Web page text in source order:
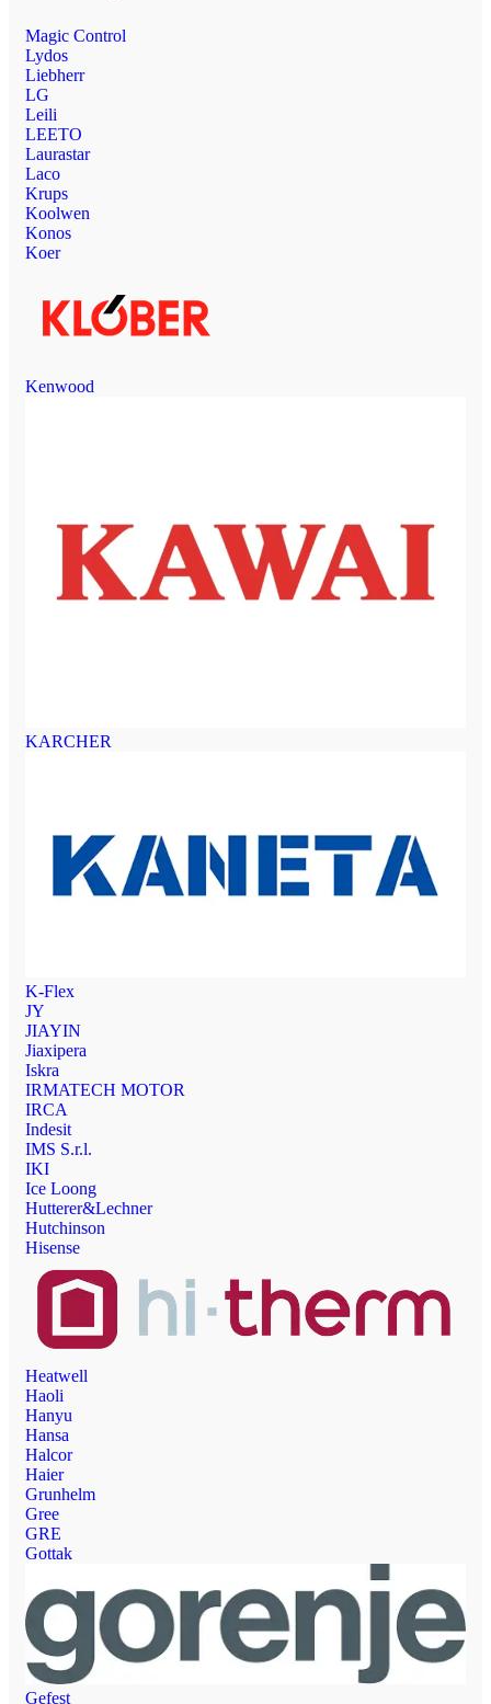
Magic Control
Lydos
Liebherr
LG
Leili
LEETO
Laurastar
Laco
Krups
Koolwen
Konos
Koer
Kenwood
KARCHER
K-Flex
JY
JIAYIN
Jiaxipera
Iskra
IRMATECH MOTOR
IRCA
Indesit
IMS S.r.l.
IKI
Ice Loong
Hutterer&Lechner
Hutchinson
Hisense
Heatwell
Haoli
Hanyu
Hansa
Halcor
Haier
Grunhelm
Gree
GRE
Gottak
Gefest